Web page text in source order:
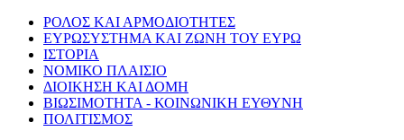
ΡΟΛΟΣ ΚΑΙ ΑΡΜΟΔΙΟΤΗΤΕΣ
ΕΥΡΩΣΥΣΤΗΜΑ ΚΑΙ ΖΩΝΗ ΤΟΥ ΕΥΡΩ
ΙΣΤΟΡΙΑ
ΝΟΜΙΚΟ ΠΛΑΙΣΙΟ
ΔΙΟΙΚΗΣΗ ΚΑΙ ΔΟΜΗ
ΒΙΩΣΙΜΟΤΗΤΑ - ΚΟΙΝΩΝΙΚΗ ΕΥΘΥΝΗ
ΠΟΛΙΤΙΣΜΟΣ